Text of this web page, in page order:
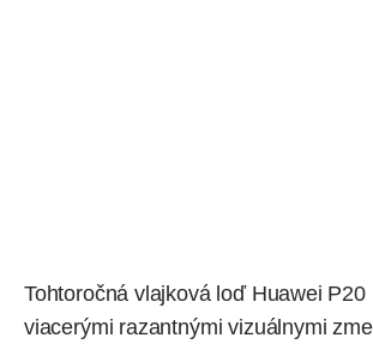
Tohtoročná vlajková loď Huawei P20
viacerými razantnými vizuálnymi